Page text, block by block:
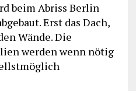
beim Abriss Berlin
Erst das Dach,
Wände. Die
werden wenn nötig